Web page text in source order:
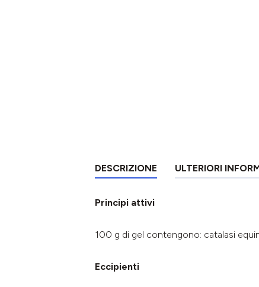
DESCRIZIONE ULTERIORI
Principi attivi
100 g di gel contengono: catalasi
Eccipienti